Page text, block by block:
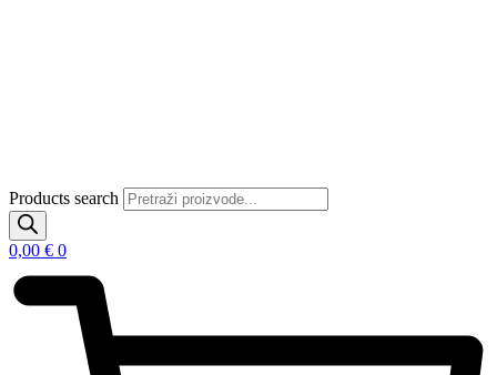
Products search
0,00 € 0